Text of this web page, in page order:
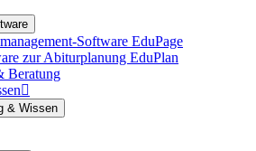
Software EduPage
zur Abiturplanung EduPlan
Beratung

& Wissen